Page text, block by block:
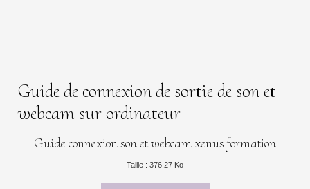
Guide de connexion de sortie de son et
webcam sur ordinateur
Guide connexion son et webcam xenus formation
Taille : 376.27 Ko